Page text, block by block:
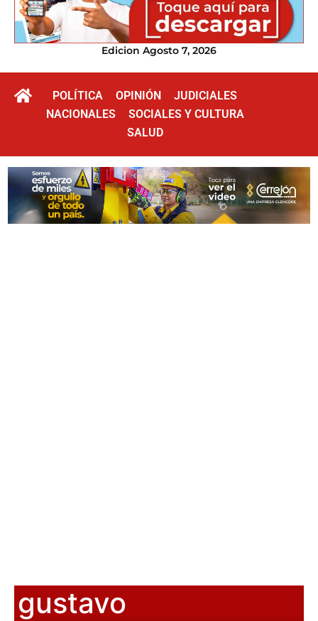
Edicion Agosto 7, 2026
POLÍTICA OPINIÓN
JUDICIALES
NACIONALES
SOCIALES Y CULTURA
SALUD
gustavo